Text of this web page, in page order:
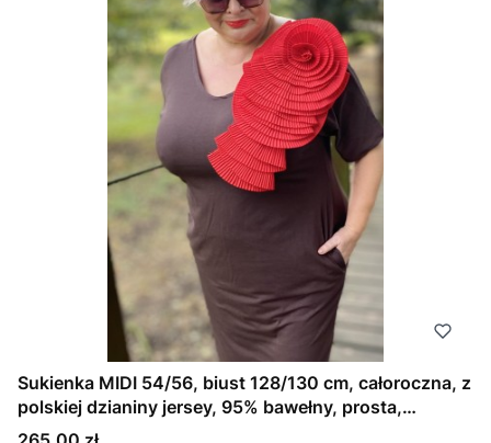
Sukienka MIDI 54/56, biust 128/130 cm, całoroczna, z
polskiej dzianiny jersey, 95% bawełny, prosta,
elegancka, z kieszeniami, uniwersalna, GŁADKA,
Cena